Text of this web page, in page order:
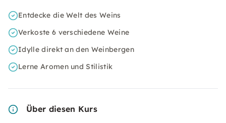
Entdecke die Welt des Weins
Verkoste 6 verschiedene Weine
Idylle direkt an den Weinbergen
Lerne Aromen und Stilistik
Über diesen Kurs